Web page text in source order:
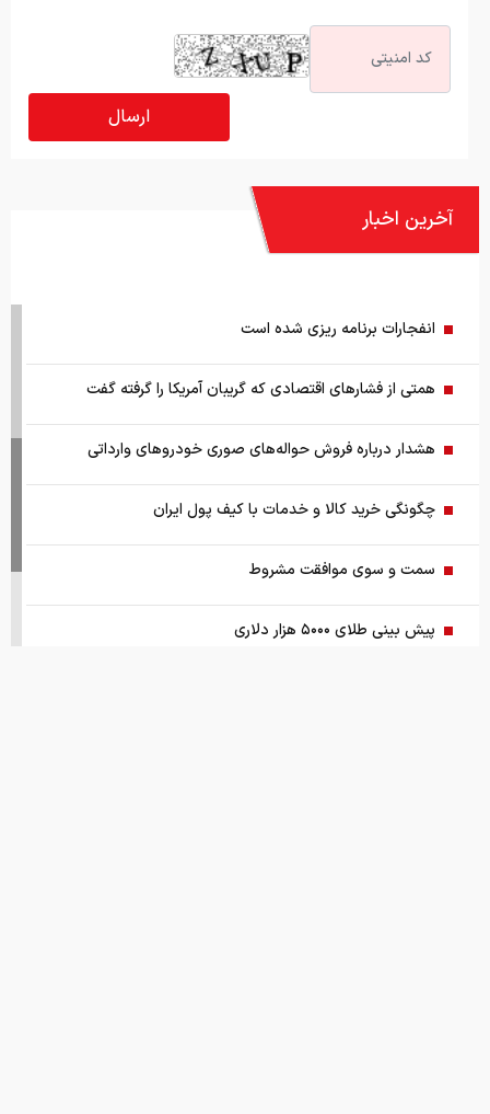
آخرین اخبار
انفجارات برنامه ریزی شده است
همتی از فشارهای اقتصادی که گریبان آمریکا را گرفته گفت
هشدار درباره فروش حواله‌های صوری خودروهای وارداتی
چگونگی خرید کالا و خدمات با کیف پول ایران
سمت و سوی موافقت مشروط
پیش بینی طلای ۵۰۰۰ هزار دلاری